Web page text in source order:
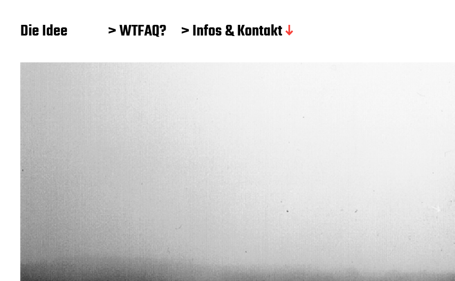
Die Idee > WTFAQ? > Infos & Kontakt